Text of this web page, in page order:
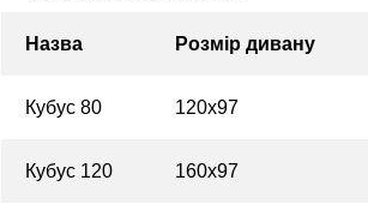
Назва Розмір дивану
Кубус 80 120х97
Кубус 120 160х97